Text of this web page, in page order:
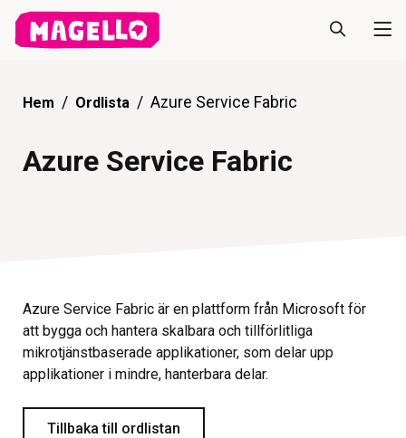
Hem Ordlista Azure Service Fabric
Azure Service Fabric
Azure Service Fabric är en plattform från Microsoft för
att bygga och hantera skalbara och tillförlitliga
mikrotjänstbaserade applikationer, som delar upp
applikationer i mindre, hanterbara delar.
Tillbaka till ordlistan